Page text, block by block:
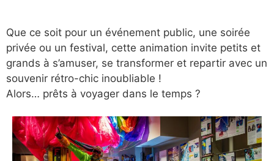
Que ce soit pour un événement public, une soirée
privée ou un festival, cette animation invite petits et
grands à s’amuser, se transformer et repartir avec un
souvenir rétro-chic inoubliable !
Alors… prêts à voyager dans le temps ?